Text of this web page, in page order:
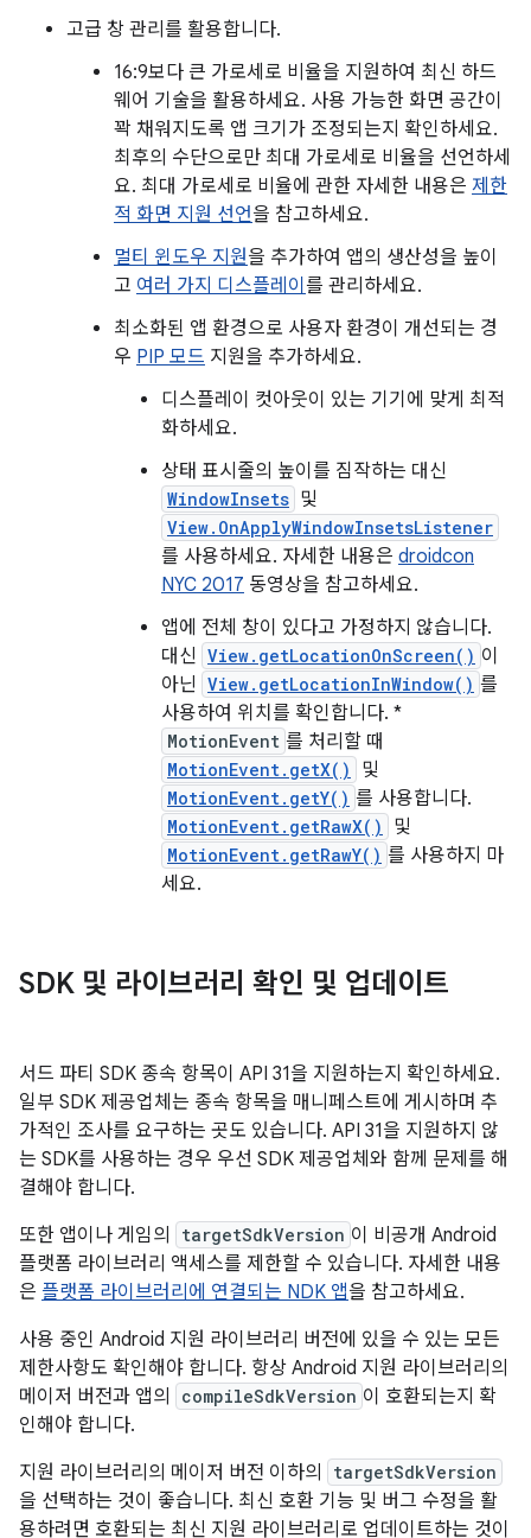
고급 창 관리를 활용합니다.
16:9보다 큰 가로세로 비율을 지원하여 최신 하드
웨어 기술을 활용하세요. 사용 가능한 화면 공간이
꽉 채워지도록 앱 크기가 조정되는지 확인하세요.
최후의 수단으로만 최대 가로세로 비율을 선언하세
요. 최대 가로세로 비율에 관한 자세한 내용은 제한
적 화면 지원 선언을 참고하세요.
멀티 윈도우 지원을 추가하여 앱의 생산성을 높이
고 여러 가지 디스플레이 를 관리하세요.
최소화된 앱 환경으로 사용자 환경이 개선되는 경
우 PIP 모드 지원을 추가하세요.
디스플레이 컷아웃이 있는 기기에 맞게 최적
화하세요.
상태 표시줄의 높이를 짐작하는 대신
WindowInsets 및
View.OnApplyWindowInsetsListener
를 사용하세요. 자세한 내용은 droidcon
NYC 2017 동영상을 참고하세요.
앱에 전체 창이 있다고 가정하지 않습니다.
대신 View.getLocationOnScreen() 이
아닌 View.getLocationInWindow() 를
사용하여 위치를 확인합니다. *
MotionEvent 를 처리할 때
MotionEvent.getX() 및
MotionEvent.getY() 를 사용합니다.
MotionEvent.getRawX() 및
MotionEvent.getRawY() 를 사용하지 마
세요.
SDK 및 라이브러리 확인 및 업데이트
서드 파티 SDK 종속 항목이 API 31을 지원하는지 확인하세요.
일부 SDK 제공업체는 종속 항목을 매니페스트에 게시하며 추
가적인 조사를 요구하는 곳도 있습니다. API 31을 지원하지 않
는 SDK를 사용하는 경우 우선 SDK 제공업체와 함께 문제를 해
결해야 합니다.
또한 앱이나 게임의
targetSdkVersion 이 비공개 Android
플랫폼 라이브러리 액세스를 제한할 수 있습니다. 자세한 내용
은 플랫폼 라이브러리에 연결되는 NDK 앱을 참고하세요.
사용 중인 Android 지원 라이브러리 버전에 있을 수 있는 모든
제한사항도 확인해야 합니다. 항상 Android 지원 라이브러리의
메이저 버전과 앱의
compileSdkVersion 이 호환되는지 확
인해야 합니다.
지원 라이브러리의 메이저 버전 이하의
targetSdkVersion
을 선택하는 것이 좋습니다. 최신 호환 기능 및 버그 수정을 활
용하려면 호환되는 최신 지원 라이브러리로 업데이트하는 것이